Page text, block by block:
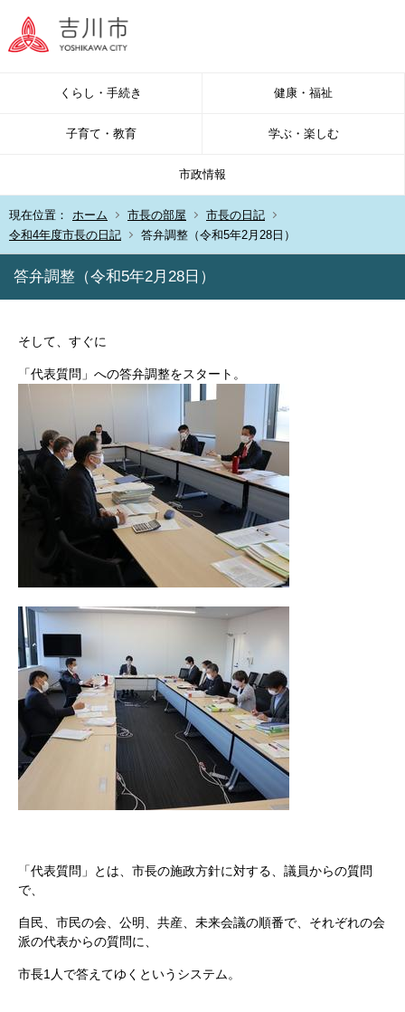
くらし・手続き 健康・福祉
子育て・教育 学ぶ・楽しむ
市政情報
現在位置： ホーム 市長の部屋
市長の日記
令和4年度市長の日記
答弁調整（令和5年2月28日）
答弁調整（令和5年2月28日）
そして、すぐに
「代表質問」への答弁調整をスタート。
「代表質問」とは、市長の施政方針に対する、議員からの質問
で、
自民、市民の会、公明、共産、未来会議の順番で、それぞれの会
派の代表からの質問に、
市長1人で答えてゆくというシステム。